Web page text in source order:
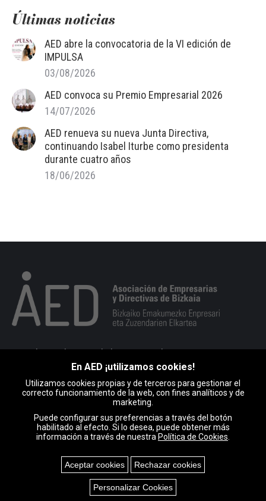
Últimas noticias
AED abre la convocatoria de la VI edición de
IMPULSA
03/08/2026
AED convoca su Premio Empresarial 2026
14/07/2026
AED renueva su nueva Junta Directiva,
continuando Isabel Iturbe como presidenta
durante cuatro años
18/06/2026
Portuko markesaren kalea 10, 1. esk. 48008 BILBO
946 793 513
Encuéntranos en:
page
opens
page
opens
page
opens
new
Instagram
page
opens
new
window
page
opens
new
window
Aviso legal y Política de privacidad
cookies|Mapa web
En AED ¡utilizamos cookies!
Utilizamos cookies propias y de terceros para gestionar el
correcto funcionamiento de la web, con fines analíticos y de
marketing.
Puede configurar sus preferencias a través del botón
habilitado al efecto. Si lo desea, puede obtener más
información a través de nuestra Política de Cookies
Aceptar cookies Rechazar cookies
Personalizar Cookies